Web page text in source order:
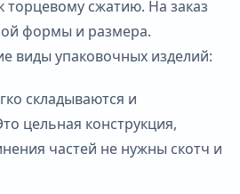
торцевому сжатию. На заказ
формы и размера.
виды упаковочных изделий:
складываются и
цельная конструкция,
частей не нужны скотч и